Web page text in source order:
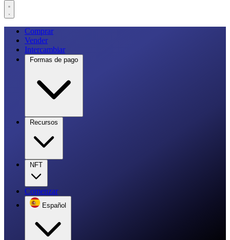
Comprar
Vender
Intercambiar
Formas de pago
Recursos
NFT
Comenzar
Español